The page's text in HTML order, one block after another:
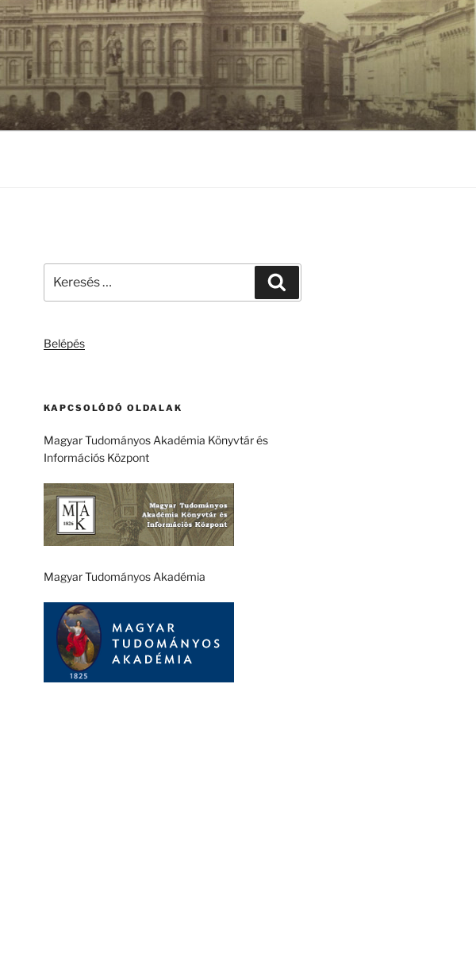
következő
Belépés
KAPCSOLÓDÓ OLDALAK
Magyar Tudományos Akadémia Könyvtár és
Információs Központ
Magyar Tudományos Akadémia